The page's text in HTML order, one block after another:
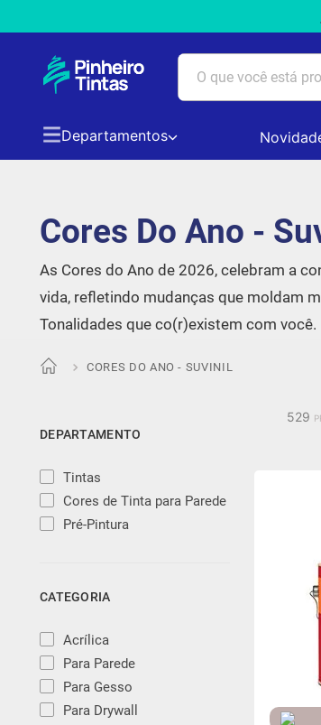
O que você está
Departamentos
Cores Do Ano -
As Cores do Ano de 2026, celebram a
vida, refletindo mudanças que moldam
Tonalidades que co(r)existem com você.
CORES DO ANO - SUVINIL
DEPARTAMENTO
Tintas
Cores de Tinta para Parede
Pré-Pintura
CATEGORIA
Acrílica
Para Parede
Para Gesso
Para Drywall
529
TERMOS MAIS
2 tinta
massa
algodão